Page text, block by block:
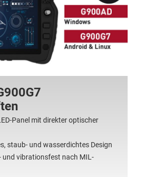
Panel mit direkter optischer
staub- und wasserdichtes Design
und vibrationsfest nach MIL-